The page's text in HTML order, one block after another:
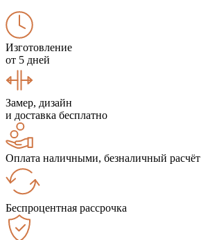
Изготовление
от 5 дней
Замер, дизайн
и доставка бесплатно
Оплата наличными, безналичный расчёт
Беспроцентная рассрочка